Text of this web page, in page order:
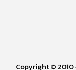
Copyright ©